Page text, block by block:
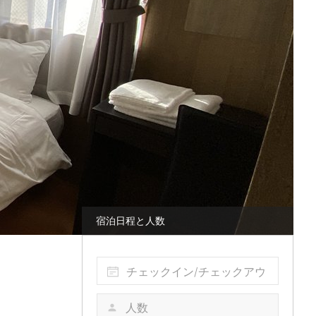
宿泊日程と人数
チェックイン/チェックアウ
ト